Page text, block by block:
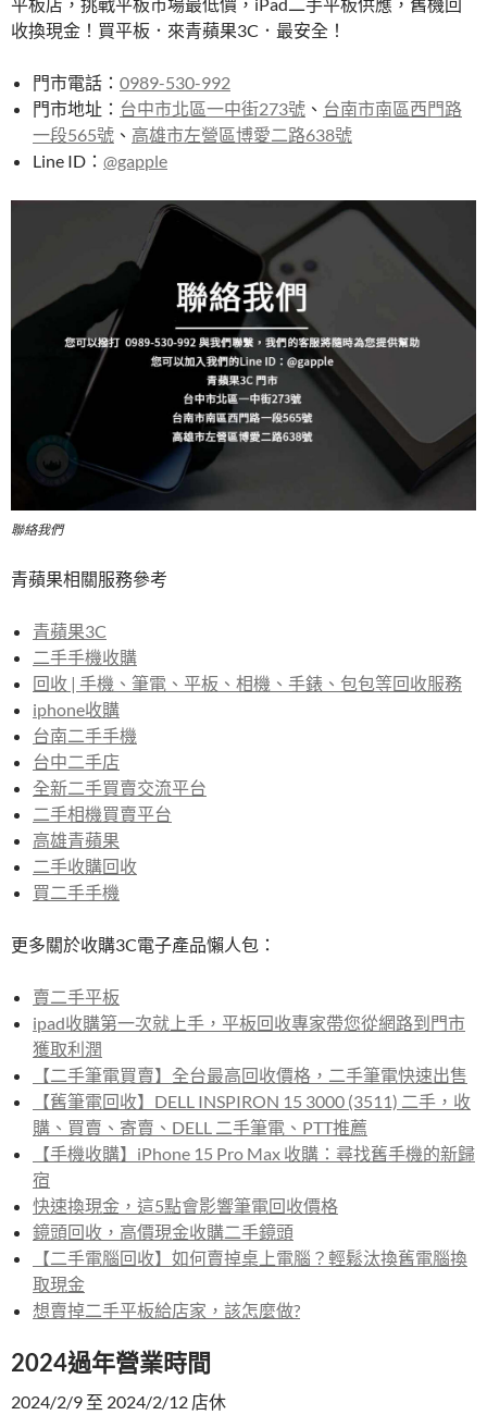
收換現金！買平板．來青蘋果3C．最安全！
門市電話： 0989-530-992
門市地址： 台中市北區一中街273號 、 台南市南區西門路
一段565號 、 高雄市左營區博愛二路638號
Line ID： @gapple
聯絡我們
青蘋果相關服務參考
青蘋果3C
二手手機收購
回收 | 手機、筆電、平板、相機、手錶、包包等回收服務
iphone收購
台南二手手機
台中二手店
全新二手買賣交流平台
二手相機買賣平台
高雄青蘋果
二手收購回收
買二手手機
更多關於收購3C電子產品懶人包：
賣二手平板
ipad收購第一次就上手，平板回收專家帶您從網路到門市
獲取利潤
【二手筆電買賣】全台最高回收價格，二手筆電快速出售
【舊筆電回收】DELL INSPIRON 15 3000 (3511) 二手，收
購、買賣、寄賣、DELL 二手筆電、PTT推薦
【手機收購】iPhone 15 Pro Max 收購：尋找舊手機的新歸
宿
快速換現金，這5點會影響筆電回收價格
鏡頭回收，高價現金收購二手鏡頭
【二手電腦回收】如何賣掉桌上電腦？輕鬆汰換舊電腦換
取現金
想賣掉二手平板給店家，該怎麼做?
2024過年營業時間
2024/2/9 至 2024/2/12 店休